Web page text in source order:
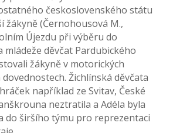
československého státu
žákyně (Černohousová M.,
Újezdu při výběru do
mládeže děvčat Pardubického
žákyně v motorických
Žichlínská děvčata
například ze Svitav, České
neztratila a Adéla byla
do širšího týmu pro reprezentaci